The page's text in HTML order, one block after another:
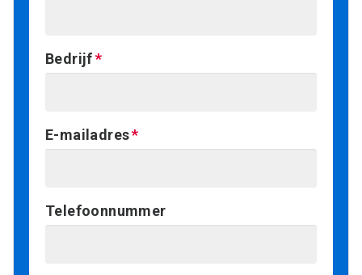
Bedrijf
E-mailadres
Telefoonnummer